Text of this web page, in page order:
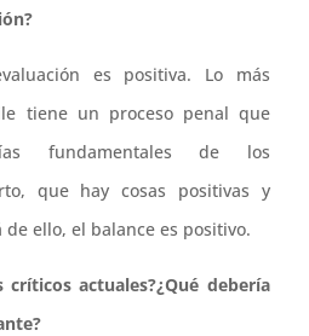
es positiva. Lo más
tiene un proceso penal que
fundamentales de los
que hay cosas positivas y
ello, el balance es positivo.
críticos actuales?¿Qué debería